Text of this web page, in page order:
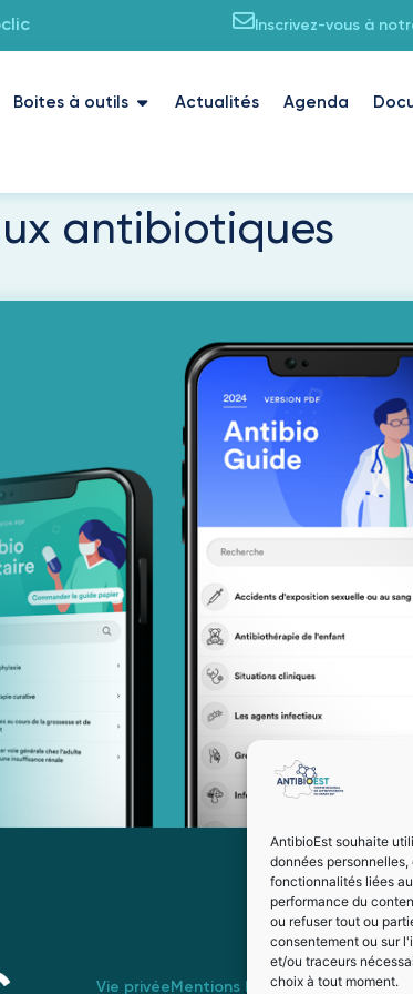
AntibioEst souhaite
données
fonctionnalités liées
performance du
ou refuser tout ou
consentement ou sur
et/ou traceurs
choix à tout moment.
Inscrivez-vous à
Boites à outils Actualités Agenda
antibiotiques
Vie privéeMentions légalesSuivez-nous